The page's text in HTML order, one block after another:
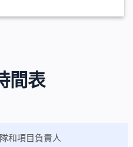
間表
和項目負責人